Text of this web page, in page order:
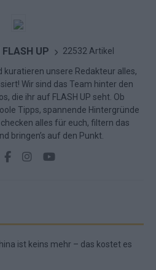
UP 22532 Artikel
kuratieren unsere Redakteur alles,
Wir sind das Team hinter den
die ihr auf FLASH UP seht. Ob
Tipps, spannende Hintergründe
alles für euch, filtern das
bringen’s auf den Punkt.